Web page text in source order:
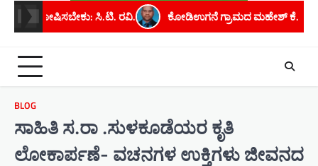
ಕೋಡಿಉಗನೆ ಗ್ರಾಮದ ಮಹೇಶ್ ಕೆ. ಅವರಿಗೆ ಮೈಸೂರು
BLOG
ಸಾಹಿತಿ ಸ.ರಾ .ಸುಳಕೂಡೆಯರ ಕೃತಿ
ಲೋಕಾರ್ಪಣೆ- ವಚನಗಳ ಉಕ್ತಿಗಳು ಜೀವನದ